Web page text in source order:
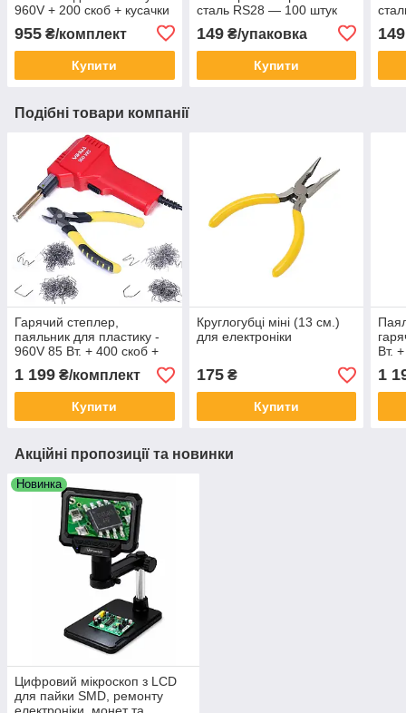
960V + 200 скоб + кусачки
955 ₴/комплект
Купити
сталь RS28 — 100 штук
149₴/упаковка
Купити
149
Подібні товари компанії
Гарячий степлер,
паяльник для пластику -
960V 85 Вт. + 400 скоб +
кусачки
1 199 ₴/комплект
Купити
Круглогубці міні (13 см.)
для електроніки
175₴
Купити
Вт.
1
Акційні пропозиції та новинки
Новинка
Цифровий мікроскоп з LCD
для пайки SMD, ремонту